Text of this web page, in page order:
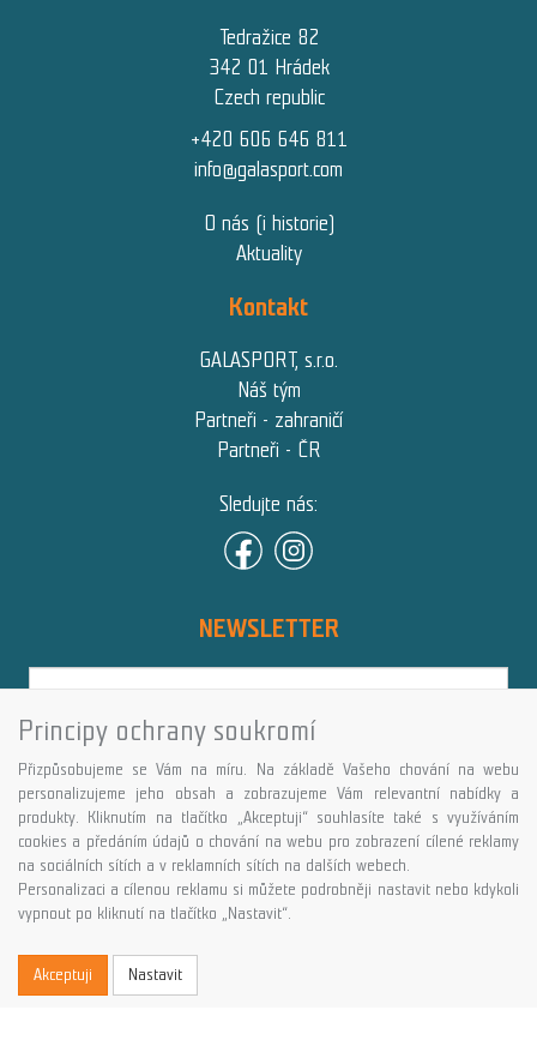
Tedražice 82
342 01 Hrádek
Czech republic
+420 606 646 811
info@galasport.com
O nás (i historie)
Aktuality
Kontakt
GALASPORT, s.r.o.
Náš tým
Partneři - zahraničí
Partneři - ČR
Sledujte nás:
NEWSLETTER
Přihlásit
Více informací o této službě
Copyright © GALASPORT, s.r.o. 2026,
powered by ABRA E-shop
Principy ochrany soukromí
Přizpůsobujeme se Vám na míru. Na základě Vašeho chování na webu
personalizujeme jeho obsah a zobrazujeme Vám relevantní nabídky a
produkty. Kliknutím na tlačítko „Akceptuji“ souhlasíte také s využíváním
cookies a předáním údajů o chování na webu pro zobrazení cílené reklamy
na sociálních sítích a v reklamních sítích na dalších webech.
Personalizaci a cílenou reklamu si můžete podrobněji nastavit nebo kdykoli
vypnout po kliknutí na tlačítko „Nastavit“.
Akceptuji Nastavit